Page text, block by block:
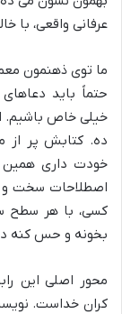
عرفانی واقعی، با
ما توی ذهنمون
حتماً باید
خیلی خاص باشیم.
ده. کتابش پر از
خودت داری همین
اصطلاحات سخت و
کسی، با هر سطح
بخونه و حس کنه
محور اصلی این
کران خداست.